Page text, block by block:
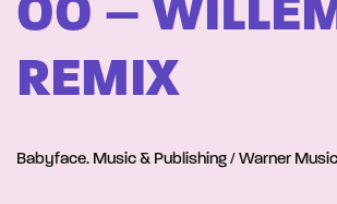
OO –
REMIX
Babyface. Music & Publishing / Warner Music